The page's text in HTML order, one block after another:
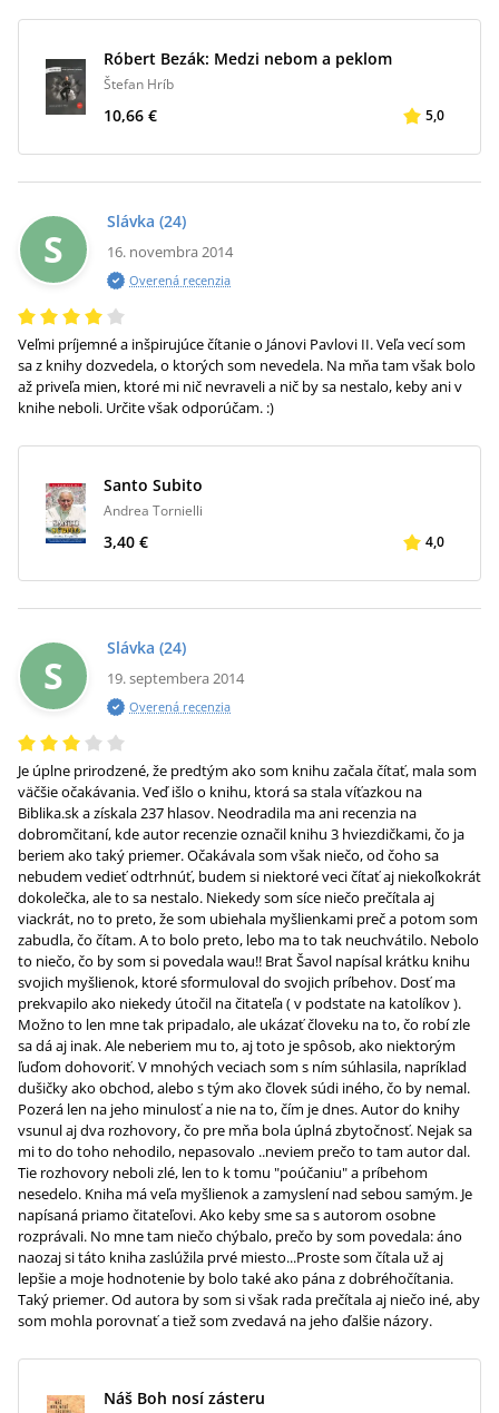
Róbert Bezák: Medzi nebom a peklom
Štefan Hríb
10,66 € 5,0
Santo Subito
Andrea Tornielli
3,40 € 4,0
S
Slávka (24)
16. novembra 2014
Overená recenzia
Veľmi príjemné a inšpirujúce čítanie o Jánovi Pavlovi II. Veľa vecí som
sa z knihy dozvedela, o ktorých som nevedela. Na mňa tam však bolo
až priveľa mien, ktoré mi nič nevraveli a nič by sa nestalo, keby ani v
knihe neboli. Určite však odporúčam. :)
Náš Boh nosí zásteru
S
Slávka (24)
19. septembera 2014
Overená recenzia
Je úplne prirodzené, že predtým ako som knihu začala čítať, mala som
väčšie očakávania. Veď išlo o knihu, ktorá sa stala víťazkou na
Biblika.sk a získala 237 hlasov. Neodradila ma ani recenzia na
dobromčitaní, kde autor recenzie označil knihu 3 hviezdičkami, čo ja
beriem ako taký priemer. Očakávala som však niečo, od čoho sa
nebudem vedieť odtrhnúť, budem si niektoré veci čítať aj niekoľkokrát
dokolečka, ale to sa nestalo. Niekedy som síce niečo prečítala aj
viackrát, no to preto, že som ubiehala myšlienkami preč a potom som
zabudla, čo čítam. A to bolo preto, lebo ma to tak neuchvátilo. Nebolo
to niečo, čo by som si povedala wau!! Brat Šavol napísal krátku knihu
svojich myšlienok, ktoré sformuloval do svojich príbehov. Dosť ma
prekvapilo ako niekedy útočil na čitateľa ( v podstate na katolíkov ).
Možno to len mne tak pripadalo, ale ukázať človeku na to, čo robí zle
sa dá aj inak. Ale neberiem mu to, aj toto je spôsob, ako niektorým
ľuďom dohovoriť. V mnohých veciach som s ním súhlasila, napríklad
dušičky ako obchod, alebo s tým ako človek súdi iného, čo by nemal.
Pozerá len na jeho minulosť a nie na to, čím je dnes. Autor do knihy
vsunul aj dva rozhovory, čo pre mňa bola úplná zbytočnosť. Nejak sa
mi to do toho nehodilo, nepasovalo ..neviem prečo to tam autor dal.
Tie rozhovory neboli zlé, len to k tomu "poúčaniu" a príbehom
nesedelo. Kniha má veľa myšlienok a zamyslení nad sebou samým. Je
napísaná priamo čitateľovi. Ako keby sme sa s autorom osobne
rozprávali. No mne tam niečo chýbalo, prečo by som povedala: áno
naozaj si táto kniha zaslúžila prvé miesto...Proste som čítala už aj
lepšie a moje hodnotenie by bolo také ako pána z dobréhočítania.
Taký priemer. Od autora by som si však rada prečítala aj niečo iné, aby
som mohla porovnať a tiež som zvedavá na jeho ďalšie názory.